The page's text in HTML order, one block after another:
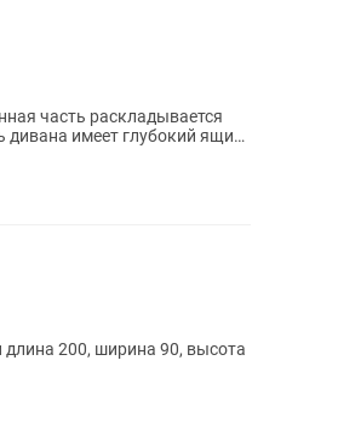
часть раскладывается
дивана имеет глубокий ящик
200, ширина 90, высота